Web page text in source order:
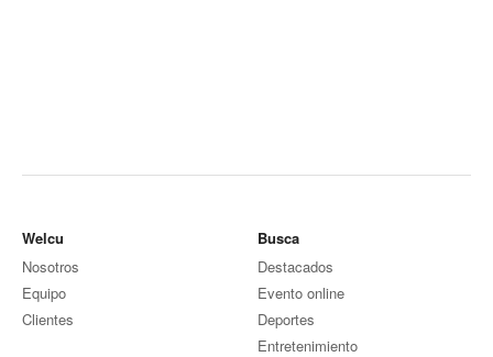
Welcu
Nosotros
Equipo
Clientes
Busca
Destacados
Evento online
Deportes
Entretenimiento